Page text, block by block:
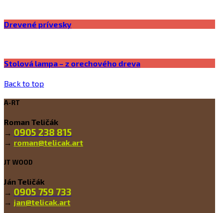
Drevené prívesky
Stolová lampa – z orechového dreva
Back to top
A-RT
Roman Teličák
→ 0905 238 815
→ roman@telicak.art
JT WOOD
Ján Teličák
→ 0905 759 733
→ jan@telicak.art